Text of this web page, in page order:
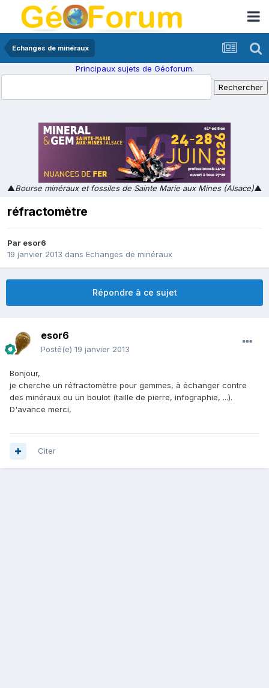
Echanges de minéraux
Principaux sujets de Géoforum.
▲Bourse minéraux et fossiles de Sainte Marie aux Mines (Alsace)▲
réfractomètre
Par esor6
19 janvier 2013 dans Echanges de minéraux
Répondre à ce sujet
esor6
Posté(e) 19 janvier 2013
Bonjour,
je cherche un réfractomètre pour gemmes, à échanger contre
des minéraux ou un boulot (taille de pierre, infographie, ...).
D'avance merci,
Citer